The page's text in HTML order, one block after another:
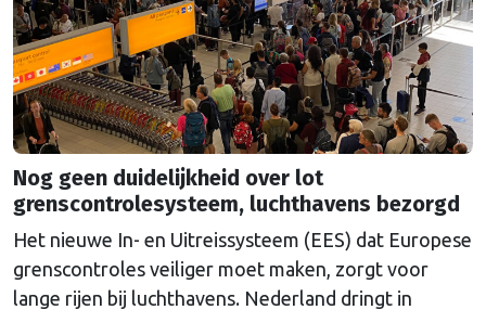
Nog geen duidelijkheid over lot
grenscontrolesysteem, luchthavens bezorgd
Het nieuwe In- en Uitreissysteem (EES) dat Europese
grenscontroles veiliger moet maken, zorgt voor
lange rijen bij luchthavens. Nederland dringt in